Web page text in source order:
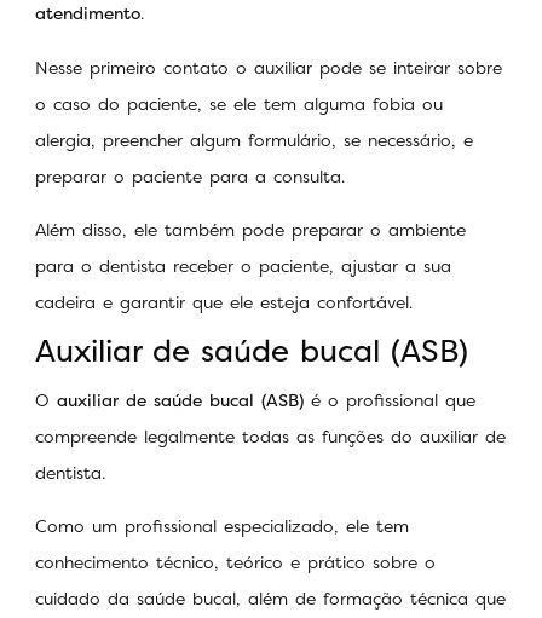
atendimento.
Nesse primeiro contato o auxiliar pode se inteirar sobre
o caso do paciente, se ele tem alguma fobia ou
alergia, preencher algum formulário, se necessário, e
preparar o paciente para a consulta.
Além disso, ele também pode preparar o ambiente
para o dentista receber o paciente, ajustar a sua
cadeira e garantir que ele esteja confortável.
Auxiliar de saúde bucal (ASB)
O auxiliar de saúde bucal (ASB) é o profissional que
compreende legalmente todas as funções do auxiliar de
dentista.
Como um profissional especializado, ele tem
conhecimento técnico, teórico e prático sobre o
cuidado da saúde bucal, além de formação técnica que